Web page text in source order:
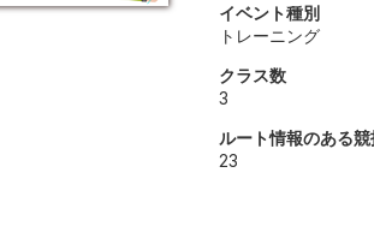
イベント種別
トレーニング
クラス数
3
ルート情報のある
23